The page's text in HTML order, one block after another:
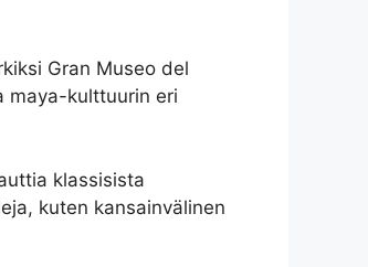
Gran Museo del
maya-kulttuurin eri
klassisista
kuten kansainvälinen